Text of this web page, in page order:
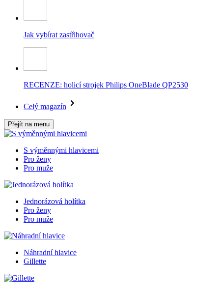
Jak vybírat zastřihovač
RECENZE: holicí strojek Philips OneBlade QP2530
Celý magazín
Přejít na menu
S výměnnými hlavicemi
Pro ženy
Pro muže
Jednorázová holítka
Pro ženy
Pro muže
Náhradní hlavice
Gillette